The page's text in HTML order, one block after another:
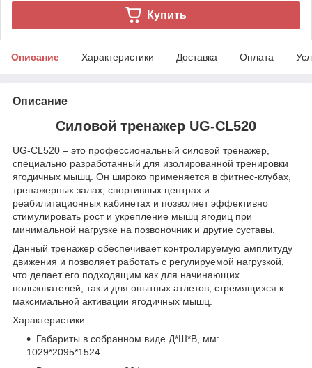
Купить
Описание Характеристики Доставка Оплата
Описание
Силовой тренажер UG-CL520
UG‑CL520 – это профессиональный силовой тренажер,
специально разработанный для изолированной тренировки
ягодичных мышц. Он широко применяется в фитнес‑клубах,
тренажерных залах, спортивных центрах и
реабилитационных кабинетах и позволяет эффективно
стимулировать рост и укрепление мышц ягодиц при
минимальной нагрузке на позвоночник и другие суставы.
Данный тренажер обеспечивает контролируемую амплитуду
движения и позволяет работать с регулируемой нагрузкой,
что делает его подходящим как для начинающих
пользователей, так и для опытных атлетов, стремящихся к
максимальной активации ягодичных мышц.
Характеристики:
Габариты в собранном виде Д*Ш*В, мм:
1029*2095*1524.